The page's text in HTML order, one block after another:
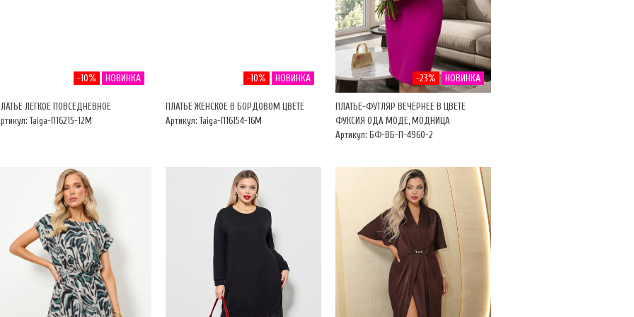
-10% НОВИНКА
ЛЕГКОЕ ПОВСЕДНЕВНОЕ
Taiga-П16215-12М
-10% НОВИНКА
ПЛАТЬЕ ЖЕНСКОЕ В БОРДОВОМ ЦВЕТЕ
Артикул: Taiga-П16154-16М
-23% НОВИНКА
ПЛАТЬЕ-ФУТЛЯР ВЕЧЕРНЕЕ В ЦВЕТЕ
ФУКСИЯ ОДА МОДЕ, МОДНИЦА
Артикул: БФ-ВБ-П-4960-2